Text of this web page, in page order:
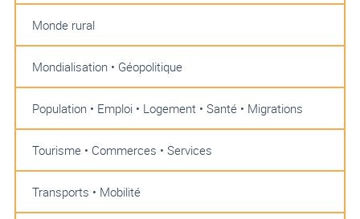
Monde rural
Mondialisation • Géopolitique
Population • Emploi • Logement • Santé • Migrations
Tourisme • Commerces • Services
Transports • Mobilité